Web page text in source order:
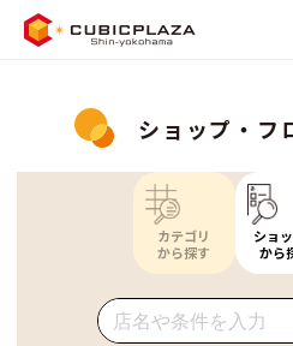
ショップ・フ
カテゴリ
から探す
ショ
から